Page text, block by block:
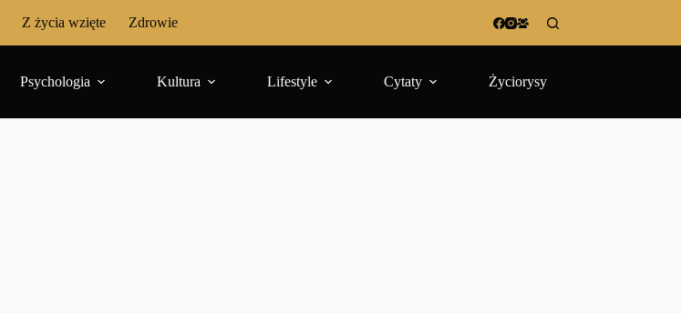
Z życia wzięte Zdrowie
Psychologia Kultura Lifestyle Cytaty Życiorysy